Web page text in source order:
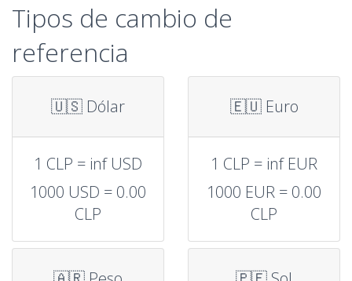
Tipos de cambio de
referencia
🇺🇸 Dólar
1 CLP = inf USD
1000 USD = 0.00
CLP
🇪🇺 Euro
1 CLP = inf EUR
1000 EUR = 0.00
CLP